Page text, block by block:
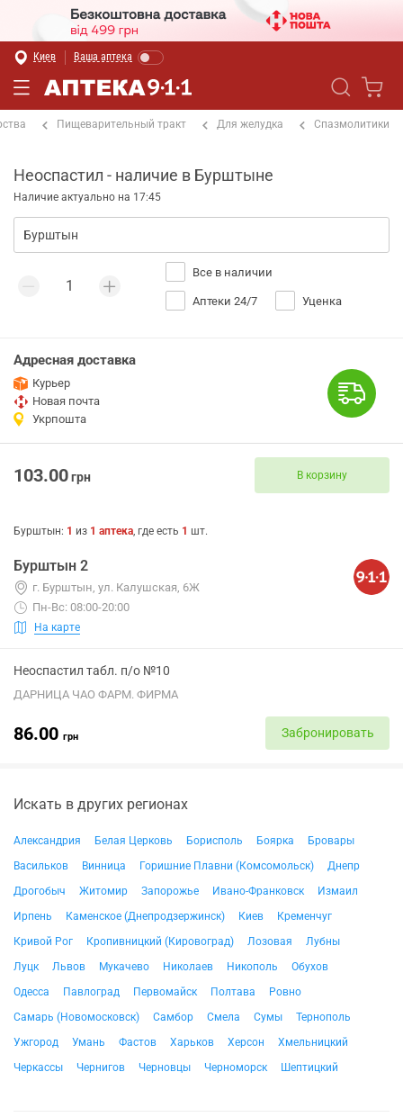
Киев Ваша аптека
Пищеварительный тракт Для желудка Спазмолитики
Неоспастил - наличие в Бурштыне
Наличие актуально на 17:45
Все в наличии
Аптеки 24/7 Уценка
Адресная доставка
Курьер
Новая почта
Укрпошта
103.00грн В корзину
Бурштын: 1 из 1 аптека, где есть 1 шт.
Бурштын 2
г. Бурштын, ул. Калушская, 6Ж
Пн-Вс: 08:00-20:00
На карте
Неоспастил табл. п/о №10
ДАРНИЦА ЧАО ФАРМ. ФИРМА
86.00 грн Забронировать
Искать в других регионах
Александрия Белая Церковь Борисполь Боярка
Бровары
Васильков
Винница Горишние Плавни (Комсомольск)
Днепр
Дрогобыч
Житомир Запорожье Ивано-Франковск
Измаил
Ирпень
Каменское (Днепродзержинск) Киев
Кременчуг
Кривой Рог
Кропивницкий (Кировоград) Лозовая
Лубны
Луцк
Львов Мукачево Николаев Никополь
Обухов
Одесса
Павлоград Первомайск Полтава
Ровно
Самарь (Новомосковск)
Самбор Смела Сумы
Тернополь
Ужгород
Умань Фастов Харьков Херсон
Хмельницкий
Черкассы
Чернигов Черновцы Черноморск Шептицкий